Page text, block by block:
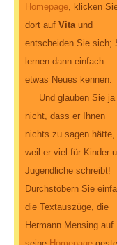
Homepage, klicken
dort auf Vita und
entscheiden Sie sich;
lernen dann einfach
etwas Neues kennen.
Und glauben Sie ja
nicht, dass er Ihnen
nichts zu sagen hätte,
weil er viel für Kinder
Jugendliche schreibt!
Durchstöbern Sie
die Textauszüge, die
Hermann Mensing auf